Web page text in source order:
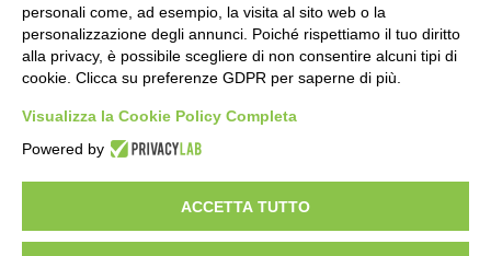
Il potenziale invisibile: come la
curiosità guida l’evoluzione umana
2 giorni fa
Milano tra tradizione e mutamento: il
battito sottile di una metropoli in
evoluzione
personali come, ad esempio, la visita al sito web o la
personalizzazione degli annunci. Poiché rispettiamo il tuo diritto
alla privacy, è possibile scegliere di non consentire alcuni tipi di
cookie. Clicca su preferenze GDPR per saperne di più.
Visualizza la Cookie Policy Completa
Powered by
ACCETTA TUTTO